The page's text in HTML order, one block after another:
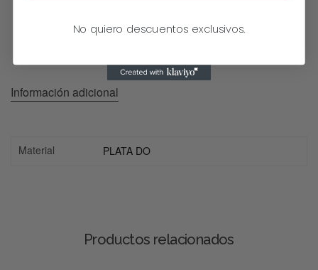
Información adicional
Material PLATA DO
Productos relacionados
No quiero descuentos exclusivos.